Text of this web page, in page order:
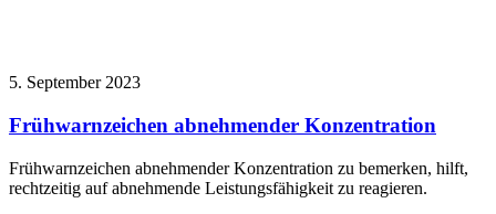
5. September 2023
Frühwarnzeichen abnehmender Konzentration
Frühwarnzeichen abnehmender Konzentration zu bemerken, hilft,
rechtzeitig auf abnehmende Leistungsfähigkeit zu reagieren.